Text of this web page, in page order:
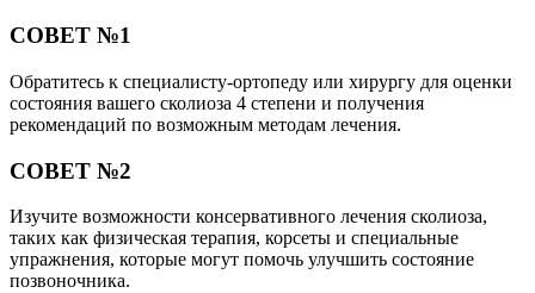
СОВЕТ №1
Обратитесь к специалисту-ортопеду или хирургу для оценки
состояния вашего сколиоза 4 степени и получения
рекомендаций по возможным методам лечения.
СОВЕТ №2
Изучите возможности консервативного лечения сколиоза,
таких как физическая терапия, корсеты и специальные
упражнения, которые могут помочь улучшить состояние
позвоночника.